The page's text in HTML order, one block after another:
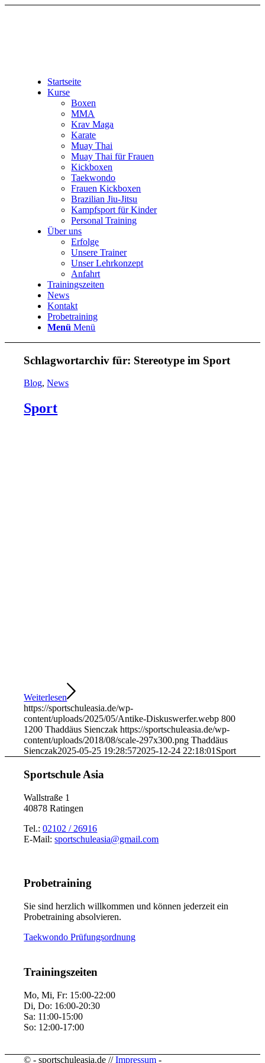
Startseite
Kurse
Boxen
MMA
Krav Maga
Karate
Muay Thai
Muay Thai für Frauen
Kickboxen
Taekwondo
Frauen Kickboxen
Brazilian Jiu-Jitsu
Kampfsport für Kinder
Personal Training
Über uns
Erfolge
Unsere Trainer
Unser Lehrkonzept
Anfahrt
Trainingszeiten
News
Kontakt
Probetraining
Menü Menü
Schlagwortarchiv für: Stereotype im Sport
Blog,News
Sport
Weiterlesen
https://sportschuleasia.de/wp-
content/uploads/2025/05/Antike-Diskuswerfer.webp 800
1200 Thaddäus Sienczak https://sportschuleasia.de/wp-
content/uploads/2018/08/scale-297x300.png Thaddäus
Sienczak2025-05-25 19:28:572025-12-24 22:18:01 Sport
Sportschule Asia
Wallstraße 1
40878 Ratingen
Tel.:02102 / 26916
E-Mail:sportschuleasia@gmail.com
Probetraining
Sie sind herzlich willkommen und können jederzeit ein
Probetraining absolvieren.
Taekwondo Prüfungsordnung
Trainingszeiten
Mo, Mi, Fr: 15:00-22:00
Di, Do: 16:00-20:30
Sa: 11:00-15:00
So: 12:00-17:00
© - sportschuleasia.de //Impressum -